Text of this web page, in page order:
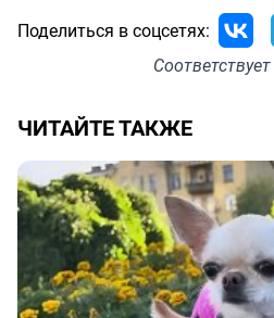
Поделиться в соцсетях:
Соответствует
ЧИТАЙТЕ ТАКЖЕ